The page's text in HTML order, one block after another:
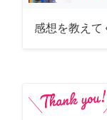
感想を教えて